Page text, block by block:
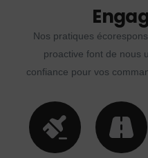
Nos pratiques
proactive font de nous
confiance pour vos